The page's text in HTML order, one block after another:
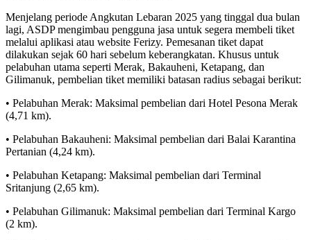
Menjelang periode Angkutan Lebaran 2025 yang tinggal dua bulan
lagi, ASDP mengimbau pengguna jasa untuk segera membeli tiket
melalui aplikasi atau website Ferizy. Pemesanan tiket dapat
dilakukan sejak 60 hari sebelum keberangkatan. Khusus untuk
pelabuhan utama seperti Merak, Bakauheni, Ketapang, dan
Gilimanuk, pembelian tiket memiliki batasan radius sebagai berikut:
• Pelabuhan Merak: Maksimal pembelian dari Hotel Pesona Merak
(4,71 km).
• Pelabuhan Bakauheni: Maksimal pembelian dari Balai Karantina
Pertanian (4,24 km).
• Pelabuhan Ketapang: Maksimal pembelian dari Terminal
Sritanjung (2,65 km).
• Pelabuhan Gilimanuk: Maksimal pembelian dari Terminal Kargo
(2 km).